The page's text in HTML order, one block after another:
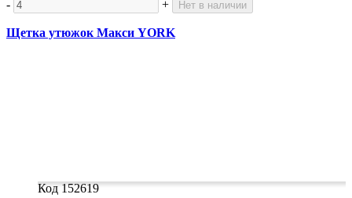
- + Нет в наличии
Щетка утюжок Макси YORK
Код 152619